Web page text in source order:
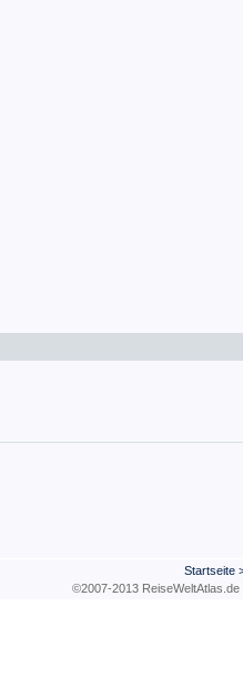
Startseite
©2007-2013